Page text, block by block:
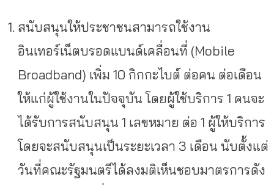
สนับสนุนให้ประชาชนสามารถใช้งาน
อินเทอร์เน็ตบรอดแบนด์เคลื่อนที่ (Mobile
Broadband) เพิ่ม 10 กิกกะไบต์ ต่อคน ต่อเดือน
ให้แก่ผู้ใช้งานในปัจจุบัน โดยผู้ใช้บริการ 1 คนจะ
ได้รับการสนับสนุน 1 เลขหมาย ต่อ 1 ผู้ให้บริการ
โดยจะสนับสนุนเป็นระยะเวลา 3 เดือน นับตั้งแต่
วันที่คณะรัฐมนตรีได้ลงมติเห็นชอบมาตรการดัง